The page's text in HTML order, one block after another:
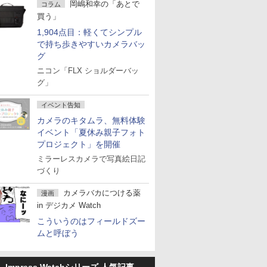
コラム
岡嶋和幸の「あとで
買う」
1,904点目：軽くてシンプル
で持ち歩きやすいカメラバッ
グ
ニコン「FLX ショルダーバッ
グ」
イベント告知
カメラのキタムラ、無料体験
イベント「夏休み親子フォト
プロジェクト」を開催
ミラーレスカメラで写真絵日記
づくり
漫画
カメラバカにつける薬
in デジカメ Watch
こういうのはフィールドズー
ムと呼ぼう